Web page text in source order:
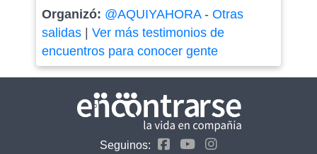
Organizó: @AQUIYAHORA- Otras
salidas| Ver más testimonios de
encuentros para conocer gente
Seguinos: